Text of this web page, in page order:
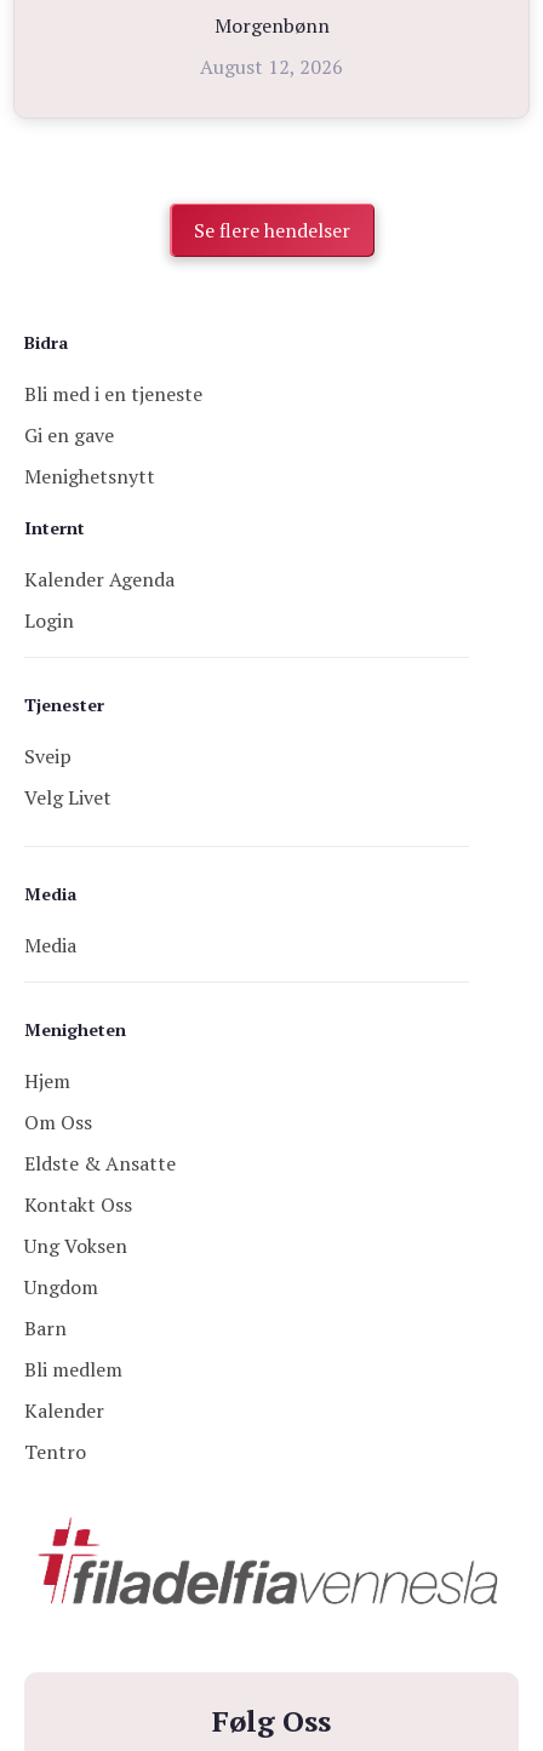
Morgenbønn
August 12, 2026
Se flere hendelser
Følg Oss
Menigheten
Hjem
Om Oss
Eldste & Ansatte
Kontakt Oss
Ung Voksen
Ungdom
Barn
Bli medlem
Kalender
Tentro
Tjenester
Sveip
Velg Livet
Media
Media
Bidra
Bli med i en tjeneste
Gi en gave
Menighetsnytt
Internt
Kalender Agenda
Login